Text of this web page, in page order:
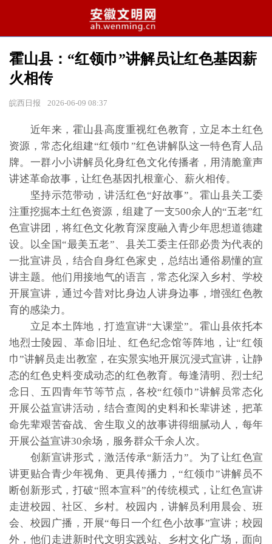
霍山县：“红领巾”讲解员让红色基因薪
火相传
皖西日报 2026-06-09 08:37
近年来，霍山县高度重视红色教育，立足本土红色
资源，常态化组建“红领巾”红色讲解队这一特色育人品
牌。一群小小讲解员化身红色文化传播者，用清脆童声
讲述革命故事，让红色基因扎根童心、薪火相传。
坚持示范带动，讲活红色“好故事”。霍山县关工委
注重挖掘本土红色资源，组建了一支500余人的“五老”红
色宣讲团，将红色文化教育深度融入青少年思想道德建
设。以全国“最美五老”、县关工委主任邵必贵为代表的
一批宣讲员，结合自身红色家史，总结出通俗易懂的宣
讲主题。他们用接地气的语言，常态化深入乡村、学校
开展宣讲，通过今昔对比身边人讲身边事，增强红色教
育的感染力。
立足本土阵地，打造宣讲“大课堂”。霍山县依托本
地烈士陵园、革命旧址、红色纪念馆等阵地，让“红领
巾”讲解员走出教室，在实景实地开展沉浸式宣讲，让静
态的红色史料变成动态的红色教育。每逢清明、烈士纪
念日、五四青年节等节点，各校“红领巾”讲解员常态化
开展公益宣讲活动，结合查阅的史料和长辈讲述，把革
命先辈艰苦奋战、舍生取义的故事讲得细腻动人，每年
开展公益宣讲30余场，服务群众千余人次。
创新宣讲形式，激活传承“新活力”。为了让红色宣
讲更贴合青少年视角、更具传播力，“红领巾”讲解员不
断创新形式，打破“照本宣科”的传统模式，让红色宣讲
走进校园、社区、乡村。校园内，讲解员利用晨会、班
会、校园广播，开展“每日一个红色小故事”宣讲；校园
外，他们走进新时代文明实践站、乡村文化广场，面向